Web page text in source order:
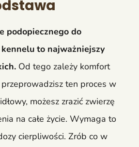
podopiecznego do
to najważniejszy
Od tego zależy komfort
ten proces w
możesz zrazić zwierzę
na całe życie. Wymaga to
cierpliwości. Zrób co w